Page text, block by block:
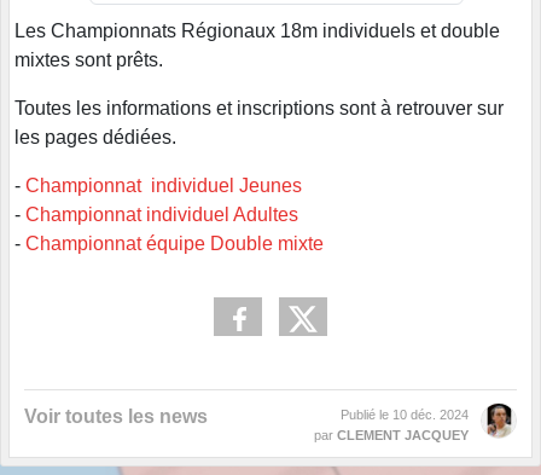
Les Championnats Régionaux 18m individuels et double
mixtes sont prêts.
Toutes les informations et inscriptions sont à retrouver sur
les pages dédiées.
- Championnat individuel Jeunes
- Championnat individuel Adultes
- Championnat équipe Double mixte
Voir toutes les news Publié le 10 déc. 2024
par CLEMENT JACQUEY